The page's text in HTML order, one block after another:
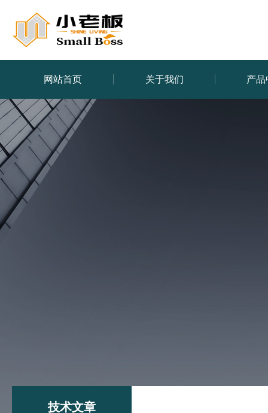
网站首页 关于我们 产品
技术文章